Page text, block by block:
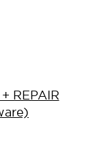
REPAIR